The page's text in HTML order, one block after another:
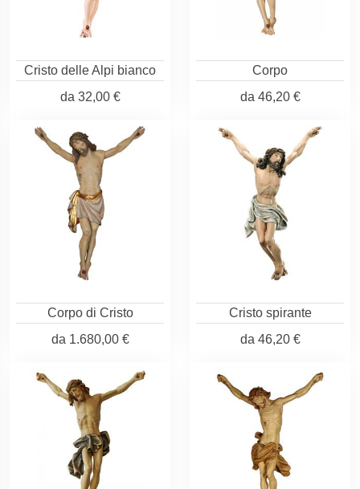
Cristo delle Alpi bianco
da 32,00 €
Corpo
da 46,20 €
Corpo di Cristo
da 1.680,00 €
Cristo spirante
da 46,20 €